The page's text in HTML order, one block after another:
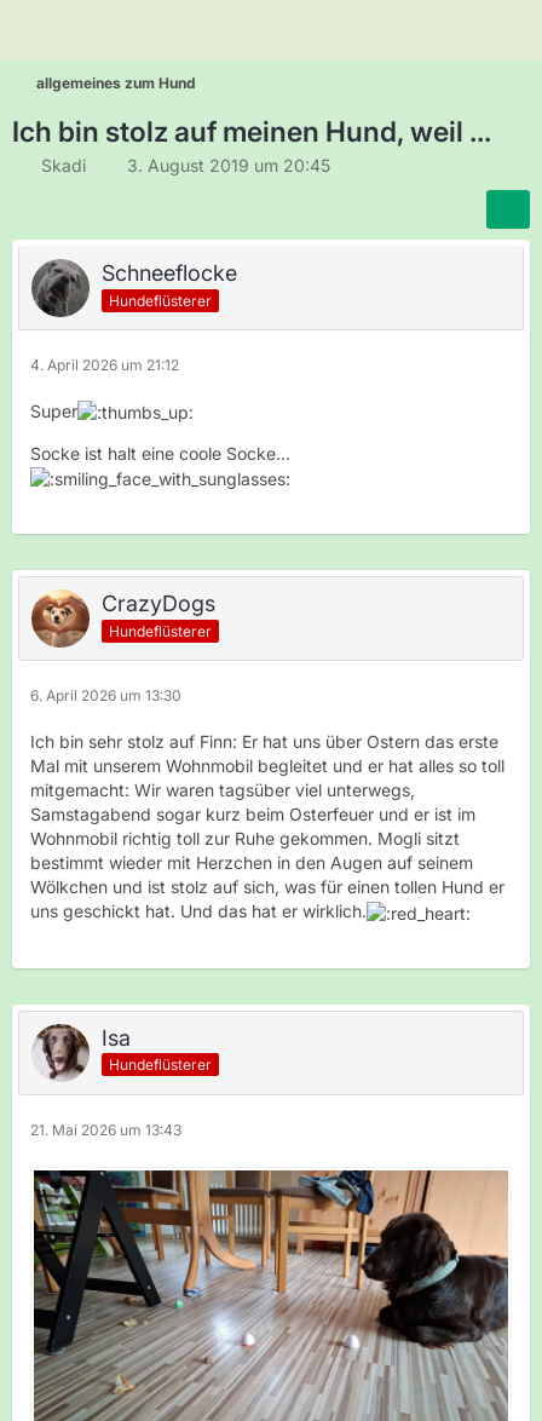
allgemeines zum Hund
Ich bin stolz auf meinen Hund, weil ...
Skadi 3. August 2019 um 20:45
Schneeflocke
Hundeflüsterer
4. April 2026 um 21:12
Super
Socke ist halt eine coole Socke...
CrazyDogs
Hundeflüsterer
6. April 2026 um 13:30
Ich bin sehr stolz auf Finn: Er hat uns über Ostern das erste
Mal mit unserem Wohnmobil begleitet und er hat alles so toll
mitgemacht: Wir waren tagsüber viel unterwegs,
Samstagabend sogar kurz beim Osterfeuer und er ist im
Wohnmobil richtig toll zur Ruhe gekommen. Mogli sitzt
bestimmt wieder mit Herzchen in den Augen auf seinem
Wölkchen und ist stolz auf sich, was für einen tollen Hund er
uns geschickt hat. Und das hat er wirklich.
Isa
Hundeflüsterer
21. Mai 2026 um 13:43